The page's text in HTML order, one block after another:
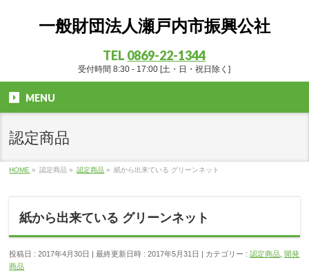
一般財団法人瀬戸内市振興公社
TEL 0869-22-1344
受付時間 8:30 - 17:00 [土・日・祝日除く]
MENU
認定商品
HOME » 認定商品 » 認定商品 » 紙から出来ている グリーンネット
紙から出来ている グリーンネット
投稿日 : 2017年4月30日 最終更新日時 : 2017年5月31日 カテゴリー :認定商品 開発
商品